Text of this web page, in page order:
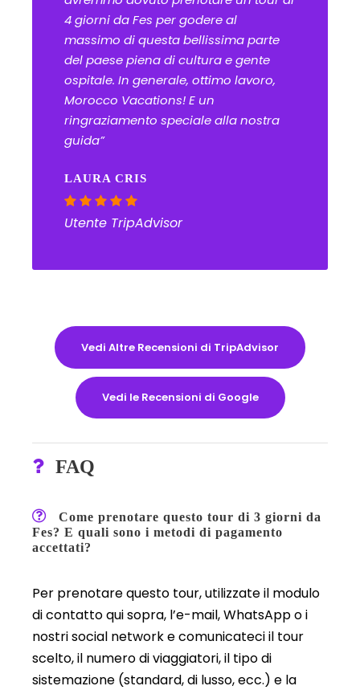
4 giorni da Fes per godere al
massimo di questa bellissima parte
del paese piena di cultura e gente
ospitale. In generale, ottimo lavoro,
Morocco Vacations! E un
ringraziamento speciale alla nostra
guida”
LAURA CRIS
Utente TripAdvisor
Vedi Altre Recensioni di TripAdvisor
Vedi le Recensioni di Google
FAQ
Come prenotare questo tour di 3 giorni da
Fes? E quali sono i metodi di pagamento
accettati?
Per prenotare questo tour, utilizzate il modulo
di contatto qui sopra, l’e-mail, WhatsApp o i
nostri social network e comunicateci il tour
scelto, il numero di viaggiatori, il tipo di
sistemazione (standard, di lusso, ecc.) e la